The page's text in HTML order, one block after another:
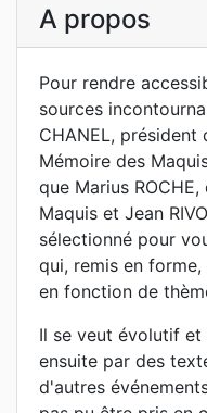
A propos
Pour rendre
sources
CHANEL,
Mémoire des
que Marius
Maquis et Jean
sélectionné pour
qui, remis en
en fonction de
Il se veut évolutif
ensuite par des
d'autres